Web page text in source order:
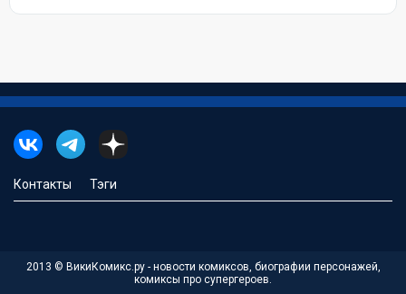
Контакты Тэги
2013 © ВикиКомикс.ру - новости комиксов, биографии персонажей,
комиксы про супергероев.